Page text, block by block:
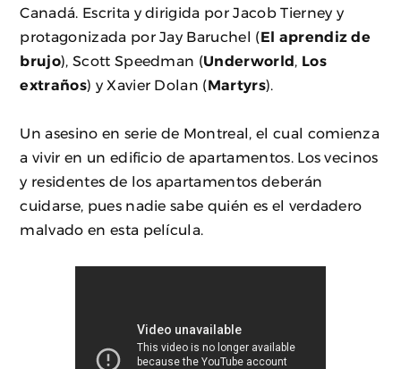
Canadá. Escrita y dirigida por Jacob Tierney y
protagonizada por Jay Baruchel (El aprendiz de
brujo), Scott Speedman (Underworld
Los
extraños) y Xavier Dolan (Martyrs).
Un asesino en serie de Montreal, el cual comienza
a vivir en un edificio de apartamentos. Los vecinos
y residentes de los apartamentos deberán
cuidarse, pues nadie sabe quién es el verdadero
malvado en esta película.